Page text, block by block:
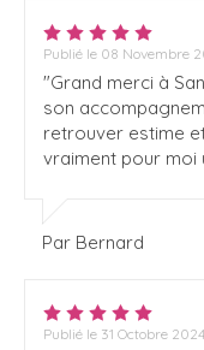
Publié le 08 Novembre
"Grand merci à
son
retrouver estime
vraiment pour moi
Par Bernard
Publié le 31 Octobre 2024